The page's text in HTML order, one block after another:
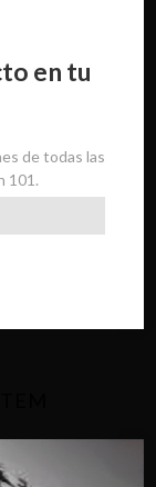
en tu
de todas las
101.